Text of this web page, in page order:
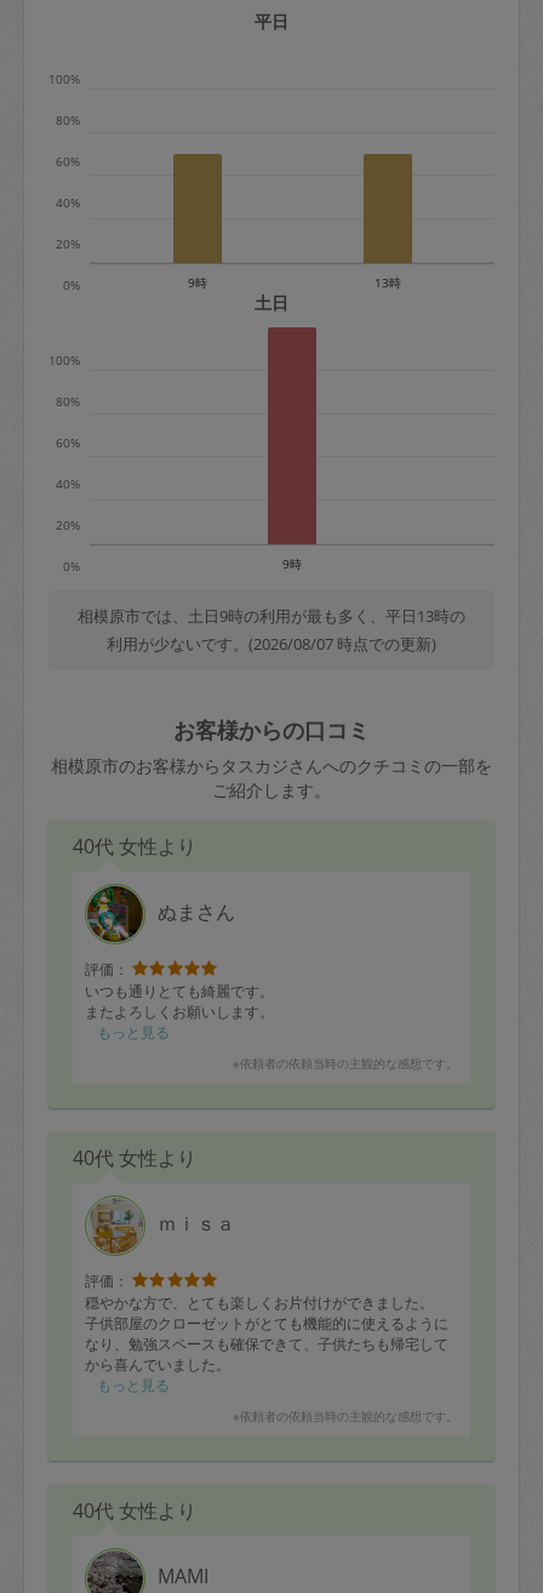
期は月2回まで隔週定期は月1回までキャ
※キャンセル料金の設定について：
定期依頼1回（3時間）の金額とスポット
平日
0%
20%
40%
60%
80%
100%
9時 13時
土日
0%
20%
40%
60%
80%
100%
9時
相模原市では、土日9時の利用が最も多く、平日13時の
利用が少ないです。(2026/08/07 時点での更新)
お客様からの口コミ
相模原市のお客様からタスカジさんへのクチコミの一部を
ご紹介します。
40代 女性より
ぬまさん
評価：
いつも通りとても綺麗です。
またよろしくお願いします。
もっと見る
※依頼者の依頼当時の主観的な感想です。
40代 女性より
ｍｉｓａ
評価：
穏やかな方で、とても楽しくお片付けができました。
子供部屋のクローゼットがとても機能的に使えるように
なり、勉強スペースも確保できて、子供たちも帰宅して
から喜んでいました。
ありがとうございました！
もっと見る
※依頼者の依頼当時の主観的な感想です。
40代 女性より
MAMI